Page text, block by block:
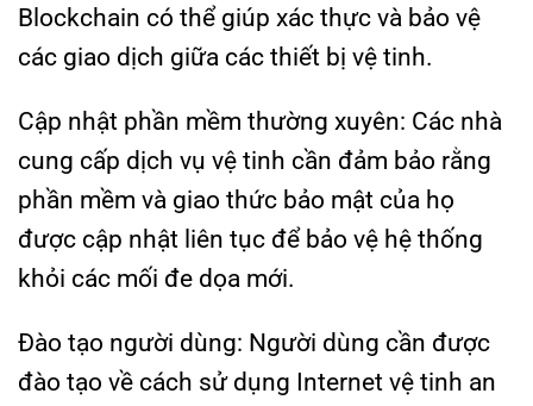
Blockchain có thể giúp xác thực và bảo vệ
các giao dịch giữa các thiết bị vệ tinh.
Cập nhật phần mềm thường xuyên: Các nhà
cung cấp dịch vụ vệ tinh cần đảm bảo rằng
phần mềm và giao thức bảo mật của họ
được cập nhật liên tục để bảo vệ hệ thống
khỏi các mối đe dọa mới.
Đào tạo người dùng: Người dùng cần được
đào tạo về cách sử dụng Internet vệ tinh an